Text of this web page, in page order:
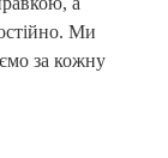
Ми
за кожну